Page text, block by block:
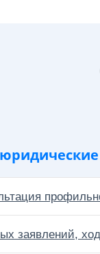
заявлений,